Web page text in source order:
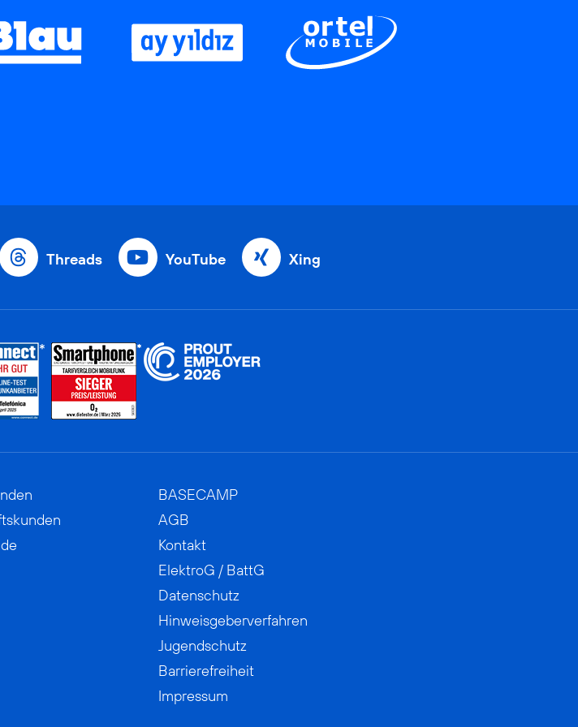
Threads YouTube Xing
BASECAMP
AGB
Kontakt
ElektroG / BattG
Datenschutz
Hinweisgeberverfahren
Jugendschutz
Barrierefreiheit
Impressum